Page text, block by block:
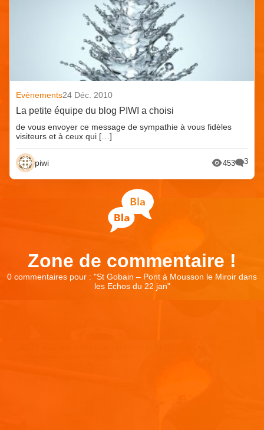
Evènements24 Déc. 2010
La petite équipe du blog PIWI a choisi
de vous envoyer ce message de sympathie à vous fidèles
visiteurs et à ceux qui […]
piwi 453 3
Zone de commentaire !
0 commentaires pour : "St Gobain – Pont à Mousson le Miroir dans
les Echos du 22 jan"